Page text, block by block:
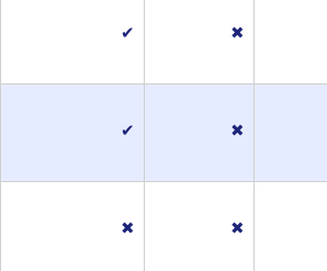
✖
✔
✖
✔
✖
✖